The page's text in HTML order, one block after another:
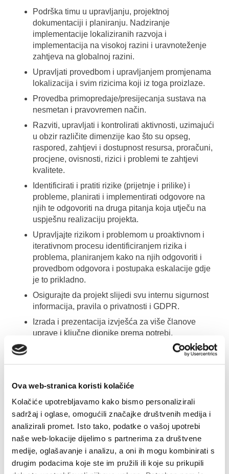
Ova web-stranica koristi kolačiće
Kolačiće upotrebljavamo kako bismo personalizirali
sadržaj i oglase, omogućili značajke društvenih medija i
analizirali promet. Isto tako, podatke o vašoj upotrebi
naše web-lokacije dijelimo s partnerima za društvene
medije, oglašavanje i analizu, a oni ih mogu kombinirati s
drugim podacima koje ste im pružili ili koje su prikupili
Podrška timu u upravljanju, projektnoj
dokumentaciji i planiranju. Nadziranje
implementacije lokaliziranih razvoja i
implementacija na visokoj razini i uravnoteženje
zahtjeva na globalnoj razini.
Upravljati provedbom i upravljanjem promjenama
lokalizacija i svim rizicima koji iz toga proizlaze.
Provedba primopredaje/presijecanja sustava na
nesmetan i pravovremen način.
Razviti, upravljati i kontrolirati aktivnosti, uzimajući
u obzir različite dimenzije kao što su opseg,
raspored, zahtjevi i dostupnost resursa, proračuni,
procjene, ovisnosti, rizici i problemi te zahtjevi
kvalitete.
Identificirati i pratiti rizike (prijetnje i prilike) i
probleme, planirati i implementirati odgovore na
njih te odgovoriti na druga pitanja koja utječu na
uspješnu realizaciju projekta.
Upravljajte rizikom i problemom u proaktivnom i
iterativnom procesu identificiranjem rizika i
problema, planiranjem kako na njih odgovoriti i
provedbom odgovora i postupaka eskalacije gdje
je to prikladno.
Osigurajte da projekt slijedi svu internu sigurnost
informacija, pravila o privatnosti i GDPR.
Izrada i prezentacija izvješća za više članove
uprave i ključne dionike prema potrebi.
Pomaže stručnjacima za predmet (SME) da
eskaliraju probleme promjene poslovne prakse
Osigurajte da svi razvoji prolaze kroz
odgovarajuće procedure uključujući, ali ne
isključivo, pilotiranje konferencijske sobe,
testiranje prihvatljivosti korisnika, validaciju i
prijavu dionika.
Osigurajte da isporučeno rješenje ispunjava
početne ciljeve projekta i kriterije prihvaćanja kako
je navedeno u povelji projekta.